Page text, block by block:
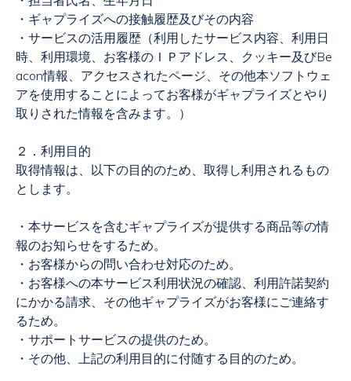
・ギャプライズへの接触履歴及びその内容
・サービスの活用履歴（利用したサービス内容、利用日
時、利用環境、お客様のＩＰアドレス、クッキー及びBe
acon情報、アクセスされたページ、その他本ソフトウェ
アを使用することによってお客様がギャプライズとやり
取りされた情報を含みます。）
２．利用目的
取得情報は、以下の目的のため、取得し利用されるもの
とします。
・本サービスを含むギャプライズが提供する商品等の情
報のお知らせをするため。
・お客様からの問い合わせ対応のため。
・お客様への本サービス利用状況の確認、利用許諾契約
にかかる請求、その他ギャプライズがお客様にご連絡す
るため。
・サポートサービスの提供のため。
・その他、上記の利用目的に付随する目的のため。